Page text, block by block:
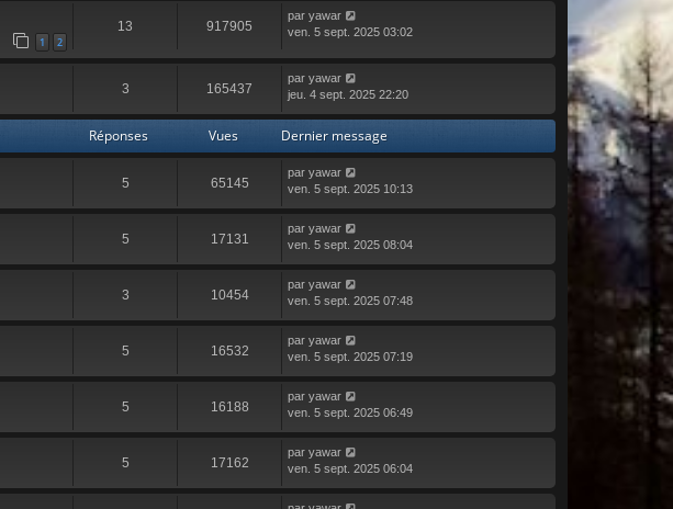
1 2
13 917905
par yawar
ven. 5 sept. 2025 03:02
3 165437
par yawar
jeu. 4 sept. 2025 22:20
Réponses Vues Dernier message
5 65145
par yawar
ven. 5 sept. 2025 10:13
5 17131
par yawar
ven. 5 sept. 2025 08:04
3 10454
par yawar
ven. 5 sept. 2025 07:48
5 16532
par yawar
ven. 5 sept. 2025 07:19
5 16188
par yawar
ven. 5 sept. 2025 06:49
5 17162
par yawar
ven. 5 sept. 2025 06:04